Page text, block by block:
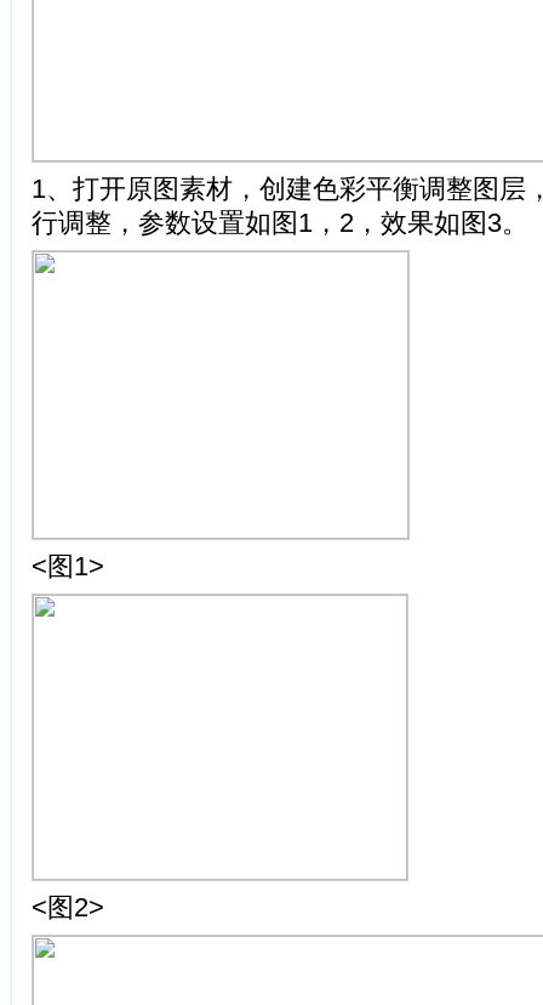
1、打开原图素材，创建色彩平衡调整图层
行调整，参数设置如图1，2，效果如图3。
<图1>
<图2>